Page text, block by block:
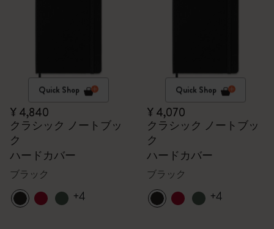
Quick Shop
¥ 4,840
クラシック ノートブッ
ク
ハードカバー
ブラック
+4
Quick Shop
¥ 4,070
クラシック ノートブッ
ク
ハードカバー
ブラック
+4